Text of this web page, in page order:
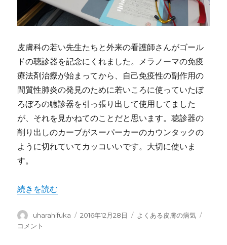
皮膚科の若い先生たちと外来の看護師さんがゴール
ドの聴診器を記念にくれました。メラノーマの免疫
療法剤治療が始まってから、自己免疫性の副作用の
間質性肺炎の発見のために若いころに使っていたぼ
ろぼろの聴診器を引っ張り出して使用してました
が、それを見かねてのことだと思います。聴診器の
削り出しのカーブがスーパーカーのカウンタックの
ように切れていてカッコいいです。大切に使いま
す。
“かぶれと人間関係２０１６” の
続きを読む
投
稿
uharahifuka
投
2016年12月28日
カ
よくある皮膚の病気
コメント